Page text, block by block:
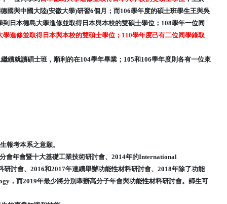
國與中國大陸(安徽大學)研習6個月；而106學年度的碩士班學生王與吳
到日本德島大學進修並取得日本與本校的雙碩士學位；108學年一位同
學進修並取得日本與本校的雙碩士學位；110學年度己有二位同學錄取
就讀碩士班，順利的在104學年畢業；105和106學年度則各有一位來
報考本系之意願。
會年會暨十大基礎工業技術研討會、2014年的International
討會、2016和2017年連續舉辦功能性材料研討會、2018年除了功能
，而2019年最少將分別舉辦高分子年會與功能性材料研討會。師生可